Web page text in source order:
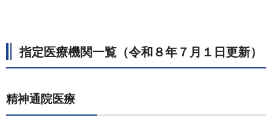
指定医療機関一覧（令和８年７月１日更新）
精神通院医療